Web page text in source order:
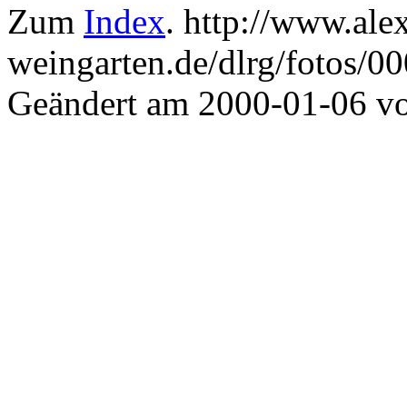
Zum Index. http://
weingarten.de/dlrg/fotos/
Geändert am 2000-01-06